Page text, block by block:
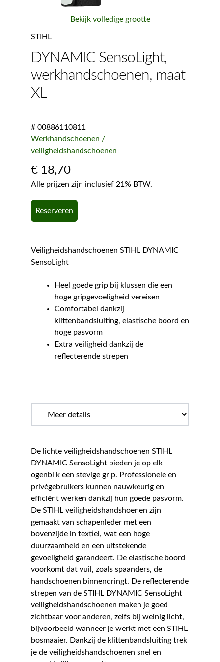
Bekijk volledige grootte
STIHL
DYNAMIC SensoLight,
werkhandschoenen, maat
XL
# 00886110811
Werkhandschoenen /
veiligheidshandschoenen
€18,70
Alle prijzen zijn inclusief 21% BTW.
Reserveren
Veiligheidshandschoenen STIHL DYNAMIC
SensoLight
Heel goede grip bij klussen die een
hoge gripgevoeligheid vereisen
Comfortabel dankzij
klittenbandsluiting, elastische boord en
hoge pasvorm
Extra veiligheid dankzij de
reflecterende strepen
De lichte veiligheidshandschoenen STIHL
DYNAMIC SensoLight bieden je op elk
ogenblik een stevige grip. Professionele en
privégebruikers kunnen nauwkeurig en
efficiënt werken dankzij hun goede pasvorm.
De STIHL veiligheidshandshoenen zijn
gemaakt van schapenleder met een
bovenzijde in textiel, wat een hoge
duurzaamheid en een uitstekende
gevoeligheid garandeert. De elastische boord
voorkomt dat vuil, zoals spaanders, de
handschoenen binnendringt. De reflecterende
strepen van de STIHL DYNAMIC SensoLight
veiligheidshandschoenen maken je goed
zichtbaar voor anderen, zelfs bij weinig licht,
bijvoorbeeld wanneer je werkt met een STIHL
bosmaaier. Dankzij de klittenbandsluiting trek
je de veiligheidshandschoenen snel en